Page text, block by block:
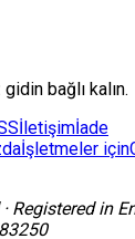
bağlı kalın.
İletişimİade
İşletmeler için
· Registered in